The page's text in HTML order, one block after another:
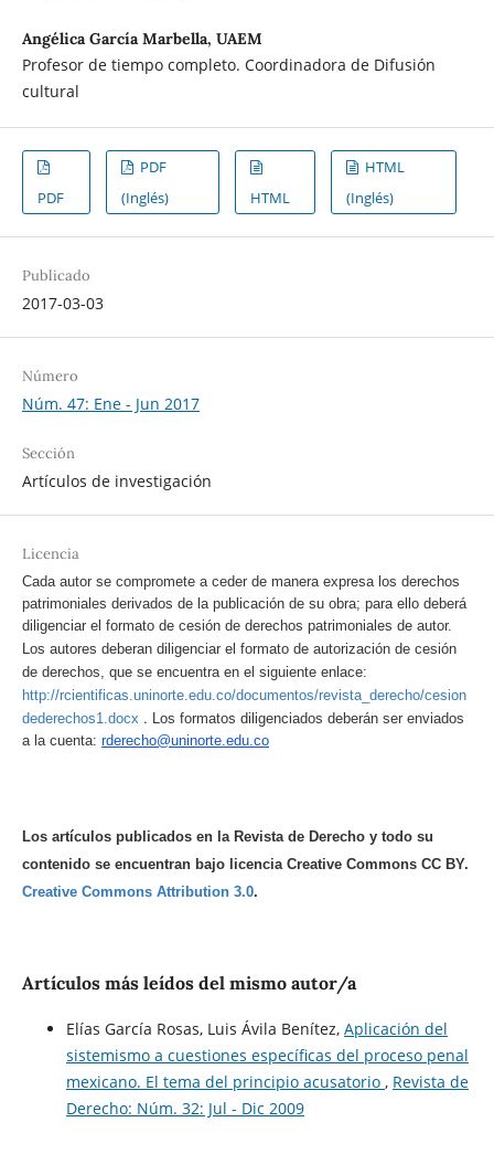
Angélica García Marbella, UAEM
Profesor de tiempo completo. Coordinadora de Difusión
cultural
PDF
PDF
(Inglés)
HTML
HTML
(Inglés)
Publicado
2017-03-03
Número
Núm. 47: Ene - Jun 2017
Sección
Artículos de investigación
Licencia
Cada autor se compromete a ceder de manera expresa los derechos
patrimoniales derivados de la publicación de su obra; para ello deberá
diligenciar el formato de cesión de derechos patrimoniales de autor.
Los autores deberan diligenciar el formato de autorización de cesión
de derechos, que se encuentra en el siguiente enlace:
http://rcientificas.uninorte.edu.co/documentos/revista_derecho/cesion
dederechos1.docx . Los formatos diligenciados deberán ser enviados
a la cuenta: rderecho@uninorte.edu.co
Los artículos publicados en la Revista de Derecho y todo su
contenido se encuentran bajo licencia Creative Commons CC BY.
Creative Commons Attribution 3.0.
Artículos más leídos del mismo autor/a
Elías García Rosas, Luis Ávila Benítez, Aplicación del
sistemismo a cuestiones específicas del proceso penal
mexicano. El tema del principio acusatorio , Revista de
Derecho: Núm. 32: Jul - Dic 2009